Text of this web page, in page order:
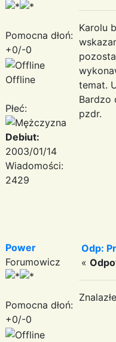
Pomocna dłoń:
+0/-0
Offline
Płeć:
Debiut:
2003/01/14
Wiadomości:
2429
Karolu
temat.
Bardzo
pzdr.
Power
Forumowicz
Pomocna dłoń:
+0/-0
Odp:
«